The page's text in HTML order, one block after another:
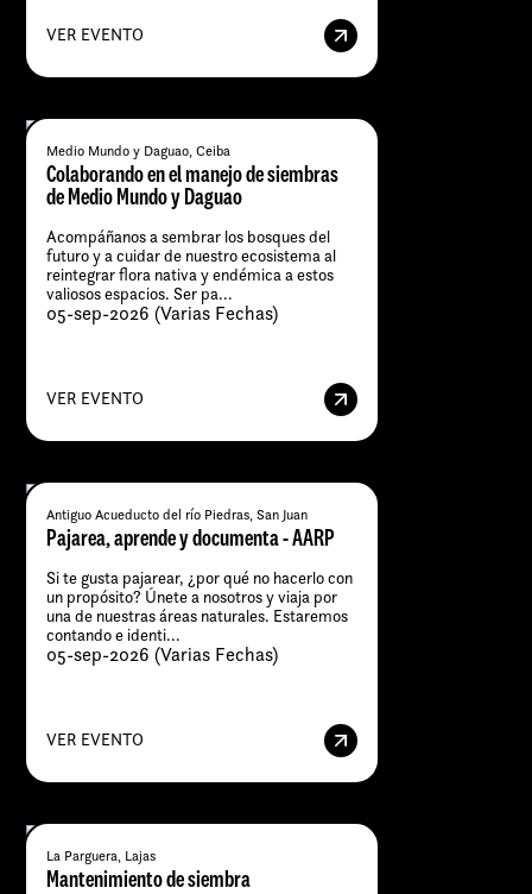
VER EVENTO
Medio Mundo y Daguao, Ceiba
Colaborando en el manejo de siembras
de Medio Mundo y Daguao
Acompáñanos a sembrar los bosques del
futuro y a cuidar de nuestro ecosistema al
reintegrar flora nativa y endémica a estos
valiosos espacios. Ser pa...
05-sep-2026 (Varias Fechas)
VER EVENTO
Antiguo Acueducto del río Piedras, San Juan
Pajarea, aprende y documenta - AARP
Si te gusta pajarear, ¿por qué no hacerlo con
un propósito? Únete a nosotros y viaja por
una de nuestras áreas naturales. Estaremos
contando e identi...
05-sep-2026 (Varias Fechas)
VER EVENTO
La Parguera, Lajas
Mantenimiento de siembra